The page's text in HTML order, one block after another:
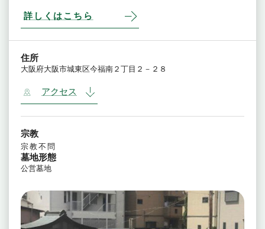
詳しくはこちら
住所
大阪府大阪市城東区今福南２丁目２－２８
アクセス
宗教
宗教不問
墓地形態
公営墓地